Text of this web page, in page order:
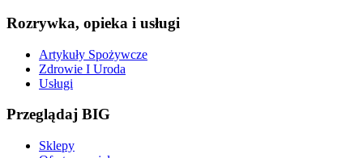
Rozrywka, opieka i usługi
Artykuły Spożywcze
Zdrowie I Uroda
Usługi
Przeglądaj BIG
Sklepy